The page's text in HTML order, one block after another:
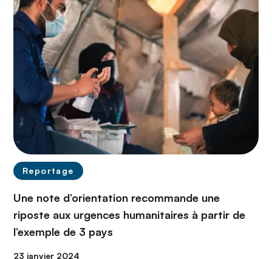
Reportage
Une note d’orientation recommande une
riposte aux urgences humanitaires à partir de
l’exemple de 3 pays
23 janvier 2024